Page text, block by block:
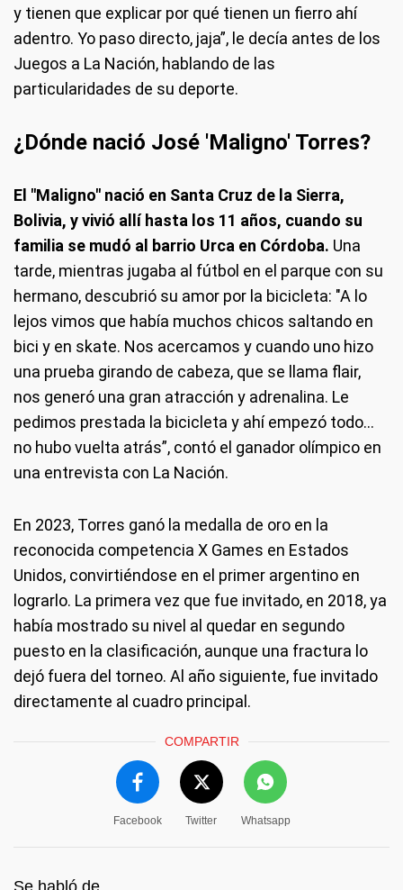
y tienen que explicar por qué tienen un fierro ahí
adentro. Yo paso directo, jaja”, le decía antes de los
Juegos a La Nación, hablando de las
particularidades de su deporte.
¿Dónde nació José 'Maligno' Torres?
El "Maligno" nació en Santa Cruz de la Sierra,
Bolivia, y vivió allí hasta los 11 años, cuando su
familia se mudó al barrio Urca en Córdoba. Una
tarde, mientras jugaba al fútbol en el parque con su
hermano, descubrió su amor por la bicicleta: "A lo
lejos vimos que había muchos chicos saltando en
bici y en skate. Nos acercamos y cuando uno hizo
una prueba girando de cabeza, que se llama flair,
nos generó una gran atracción y adrenalina. Le
pedimos prestada la bicicleta y ahí empezó todo…
no hubo vuelta atrás”, contó el ganador olímpico en
una entrevista con La Nación.
En 2023, Torres ganó la medalla de oro en la
reconocida competencia X Games en Estados
Unidos, convirtiéndose en el primer argentino en
lograrlo. La primera vez que fue invitado, en 2018, ya
había mostrado su nivel al quedar en segundo
puesto en la clasificación, aunque una fractura lo
dejó fuera del torneo. Al año siguiente, fue invitado
directamente al cuadro principal.
COMPARTIR
Facebook Twitter Whatsapp
Se habló de